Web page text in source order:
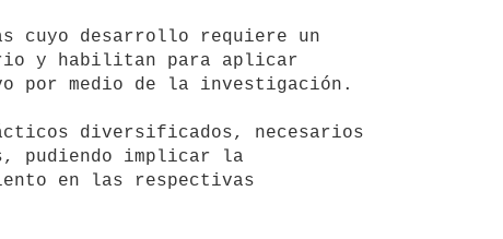
y habilitan para aplicar
por medio de la investigación.
pudiendo implicar la
en las respectivas